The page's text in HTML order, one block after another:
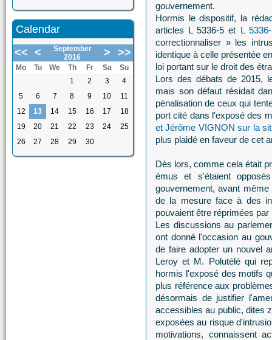
Calendar
<< <
September
2016
> >>
Mo Tu We Th Fr Sa
Su
1
2 3
4
5
6 7 8 9 10
11
12
13 14 15 16 17
18
19
20 21 22 23 24
25
26
27 28 29 30
gouvernement.
Hormis le dispositif, la
articles L 5336-5 et L
correctionnaliser » les
identique à celle présentée
loi portant sur le droit des
Lors des débats de 2015,
mais son défaut résidait
pénalisation de ceux qui
port cité dans l'exposé des
et Jérôme VIGNON sur la
plus plaidé en faveur de cet
Dès lors, comme cela était
émus et s'étaient
gouvernement, avant
de la mesure face à des
pouvaient être réprimées
Les discussions au
ont donné l'occasion au
de faire adopter un nouvel
Leroy et M. Polutélé qui
hormis l'exposé des motifs
plus référence aux
désormais de justifier
accessibles au public, dites
exposées au risque
motivations, connaissent